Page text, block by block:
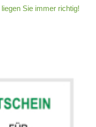
liegen Sie immer richtig!